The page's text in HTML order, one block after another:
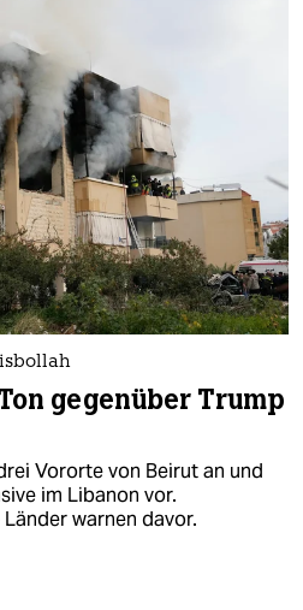
gegenüber Trump
Vororte von Beirut an und
im Libanon vor.
warnen davor.